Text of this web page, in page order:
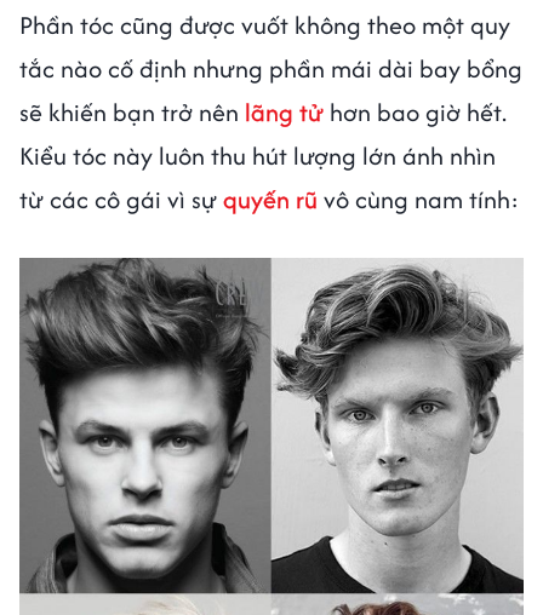
Phần tóc cũng được vuốt không theo một quy
tắc nào cố định nhưng phần mái dài bay bổng
sẽ khiến bạn trở nên lãng tử hơn bao giờ hết.
Kiểu tóc này luôn thu hút lượng lớn ánh nhìn
từ các cô gái vì sựquyến rũ vô cùng nam tính: